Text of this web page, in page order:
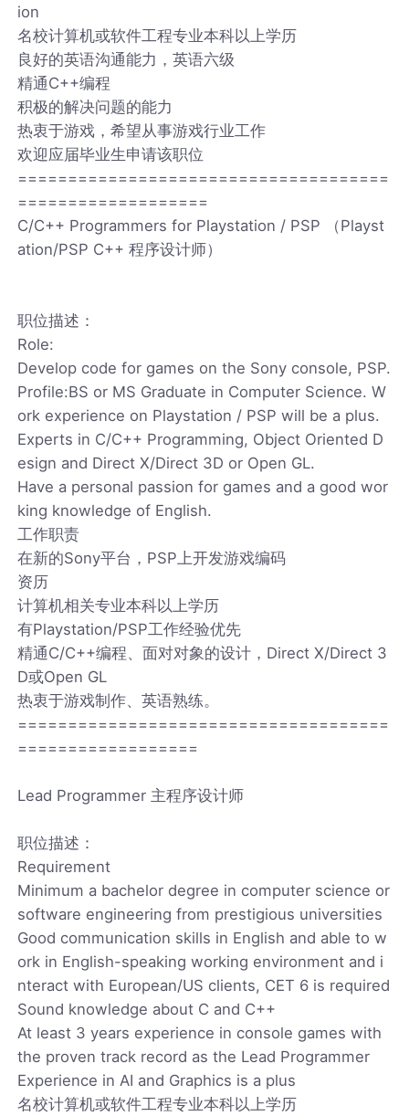
ion
名校计算机或软件工程专业本科以上学历
良好的英语沟通能力，英语六级
精通C++编程
积极的解决问题的能力
热衷于游戏，希望从事游戏行业工作
欢迎应届毕业生申请该职位
=====================================
===================
C/C++ Programmers for Playstation / PSP （Playst
ation/PSP C++ 程序设计师）
职位描述：
Role:
Develop code for games on the Sony console, PSP.
Profile:BS or MS Graduate in Computer Science. W
ork experience on Playstation / PSP will be a plus.
Experts in C/C++ Programming, Object Oriented D
esign and Direct X/Direct 3D or Open GL.
Have a personal passion for games and a good wor
king knowledge of English.
工作职责
在新的Sony平台，PSP上开发游戏编码
资历
计算机相关专业本科以上学历
有Playstation/PSP工作经验优先
精通C/C++编程、面对对象的设计，Direct X/Direct 3
D或Open GL
热衷于游戏制作、英语熟练。
=====================================
==================
Lead Programmer 主程序设计师
职位描述：
Requirement
Minimum a bachelor degree in computer science or
software engineering from prestigious universities
Good communication skills in English and able to w
ork in English-speaking working environment and i
nteract with European/US clients, CET 6 is required
Sound knowledge about C and C++
At least 3 years experience in console games with
the proven track record as the Lead Programmer
Experience in AI and Graphics is a plus
名校计算机或软件工程专业本科以上学历